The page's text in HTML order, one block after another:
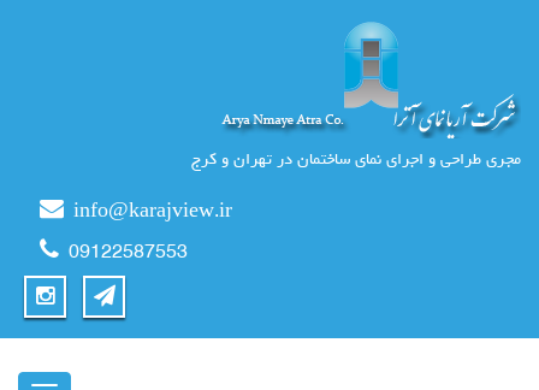
مجری طراحی و اجرای نمای ساختمان در تهران و کرج
info@karajview.ir
09122587553